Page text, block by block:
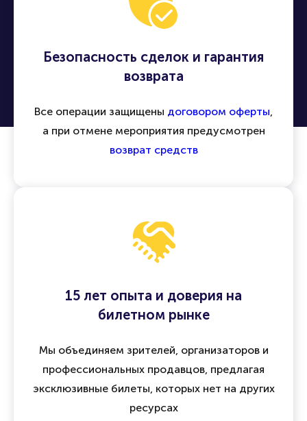
Безопасность сделок и гарантия
возврата
Все операции защищены договором оферты,
а при отмене мероприятия предусмотрен
возврат средств
15 лет опыта и доверия на
билетном рынке
Мы объединяем зрителей, организаторов и
профессиональных продавцов, предлагая
эксклюзивные билеты, которых нет на других
ресурсах